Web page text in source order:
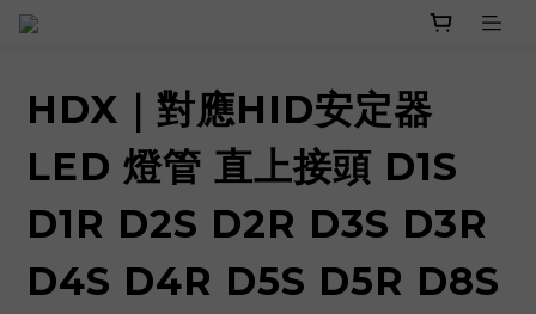
HDX｜對應HID安定器
LED 燈管 直上接頭 D1S
D1R D2S D2R D3S D3R
D4S D4R D5S D5R D8S